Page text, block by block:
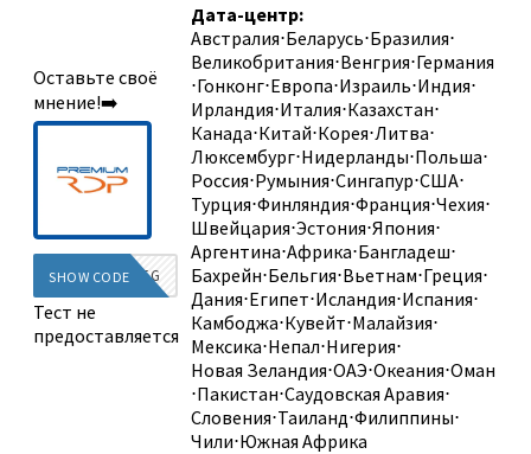
Оставьте своё
мнение!➡️
DIEG
SHOW CODE
Тест не
предоставляется
Дата-центр:
Австралия⋅Беларусь⋅Бразилия⋅
Великобритания⋅Венгрия⋅Германия
⋅Гонконг⋅Европа⋅Израиль⋅Индия⋅
Ирландия⋅Италия⋅Казахстан⋅
Канада⋅Китай⋅Корея⋅Литва⋅
Люксембург⋅Нидерланды⋅Польша⋅
Россия⋅Румыния⋅Сингапур⋅США⋅
Турция⋅Финляндия⋅Франция⋅Чехия⋅
Швейцария⋅Эстония⋅Япония⋅
Аргентина⋅Африка⋅Бангладеш⋅
Бахрейн⋅Бельгия⋅Вьетнам⋅Греция⋅
Дания⋅Египет⋅Исландия⋅Испания⋅
Камбоджа⋅Кувейт⋅Малайзия⋅
Мексика⋅Непал⋅Нигерия⋅
Новая Зеландия⋅ОАЭ⋅Океания⋅Оман
⋅Пакистан⋅Саудовская Аравия⋅
Словения⋅Таиланд⋅Филиппины⋅
Чили⋅Южная Африка